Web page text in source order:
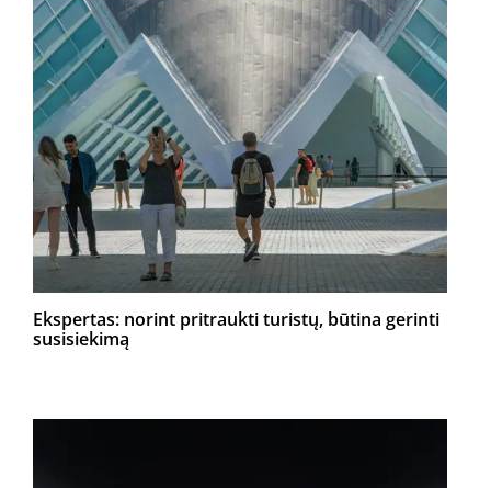
Ekspertas: norint pritraukti turistų, būtina gerinti
susisiekimą